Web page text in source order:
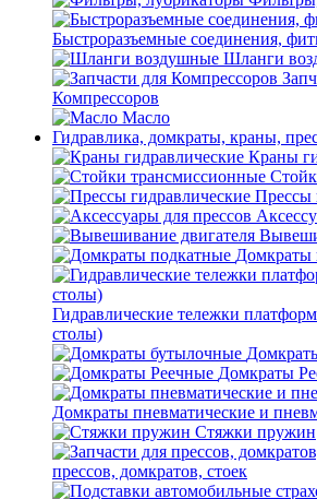
Быстроразъемные соединения,
Шланги
Компрессоров
Масло
Гидравлика, домкраты, краны,
Краны
Прессы
Домкраты
Гидравлические тележки
столы)
Домкраты
Домкраты пневматические и
Стяжки пружин
прессов, домкратов, стоек